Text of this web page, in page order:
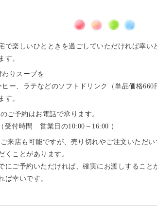
で楽しいひとときを過ごしていただければ幸い
す。
わりスープを
ヒー、ラテなどのソフトドリンク（単品価格
す。
ご予約はお電話で承ります。
（受付時間 営業日の10:00～16:00 ）
来店も可能ですが、売り切れやご注文いただ
くことがあります。
にご予約いただければ、確実にお渡しするこ
ば幸いです。